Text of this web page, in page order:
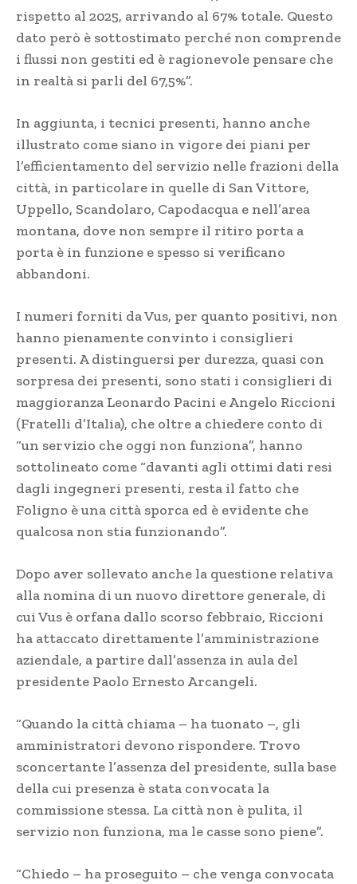
rispetto al 2025, arrivando al 67% totale. Questo
dato però è sottostimato perché non comprende
i flussi non gestiti ed è ragionevole pensare che
in realtà si parli del 67,5%”.
In aggiunta, i tecnici presenti, hanno anche
illustrato come siano in vigore dei piani per
l’efficientamento del servizio nelle frazioni della
città, in particolare in quelle di San Vittore,
Uppello, Scandolaro, Capodacqua e nell’area
montana, dove non sempre il ritiro porta a
porta è in funzione e spesso si verificano
abbandoni.
I numeri forniti da Vus, per quanto positivi, non
hanno pienamente convinto i consiglieri
presenti. A distinguersi per durezza, quasi con
sorpresa dei presenti, sono stati i consiglieri di
maggioranza Leonardo Pacini e Angelo Riccioni
(Fratelli d’Italia), che oltre a chiedere conto di
“un servizio che oggi non funziona”, hanno
sottolineato come “davanti agli ottimi dati resi
dagli ingegneri presenti, resta il fatto che
Foligno è una città sporca ed è evidente che
qualcosa non stia funzionando”.
Dopo aver sollevato anche la questione relativa
alla nomina di un nuovo direttore generale, di
cui Vus è orfana dallo scorso febbraio, Riccioni
ha attaccato direttamente l’amministrazione
aziendale, a partire dall’assenza in aula del
presidente Paolo Ernesto Arcangeli.
“Quando la città chiama – ha tuonato –, gli
amministratori devono rispondere. Trovo
sconcertante l’assenza del presidente, sulla base
della cui presenza è stata convocata la
commissione stessa. La città non è pulita, il
servizio non funziona, ma le casse sono piene”.
“Chiedo – ha proseguito – che venga convocata